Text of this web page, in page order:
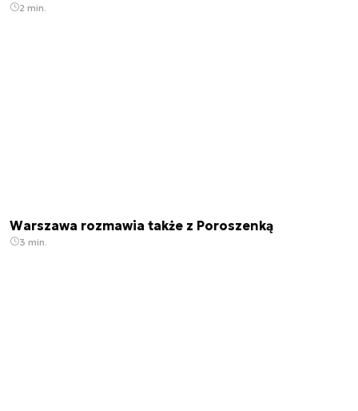
2 min.
Warszawa rozmawia także z Poroszenką
3 min.